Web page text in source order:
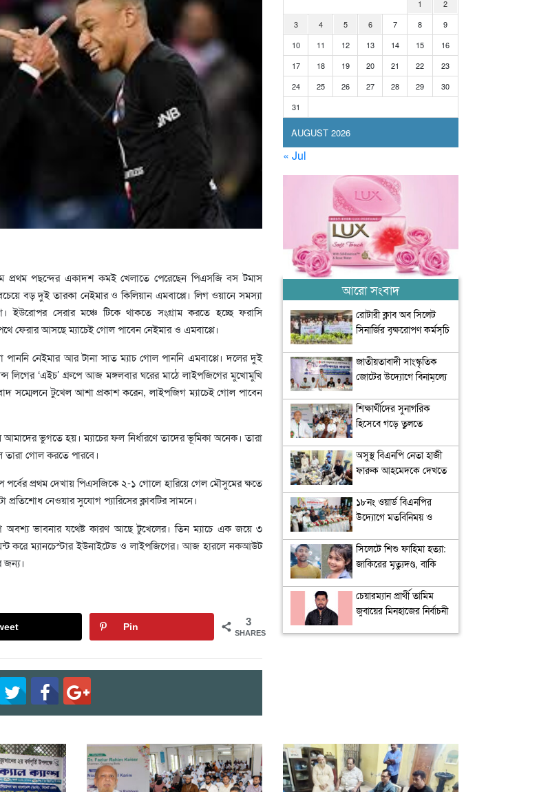
প্রথম পছন্দের একাদশ কমই খেলাতে পেরেছেন পিএসজি বস টমাস
বড় দুই তারকা নেইমার ও কিলিয়ান এমবাপ্পে। লিগ ওয়ানে সমস্যা
ইউরোপর সেরার মঞ্চে টিকে থাকতে সংগ্রাম করতে হচ্ছে ফরাসি
ফেরার আসছে ম্যাচেই গোল পাবেন নেইমার ও এমবাপ্পে।
পাননি নেইমার আর টানা সাত ম্যাচ গোল পাননি এমবাপ্পে। দলের দুই
লিগের ‘এইচ’ গ্রুপে আজ মঙ্গলবার ঘরের মাঠে লাইপজিগের মুখোমুখি
সম্মেলনে টুখেল আশা প্রকাশ করেন, লাইপজিগ ম্যাচেই গোল পাবেন
ভুগতে হয়। ম্যাচের ফল নির্ধারণে তাদের ভূমিকা অনেক। তারা
গোল করতে পারবে।
প্রথম দেখায় পিএসজিকে ২-১ গোলে হারিয়ে গেল মৌসুমের ক্ষতে
নেওয়ার সুযোগ প্যারিসের ক্লাবটির সামনে।
অবশ্য ভাবনার যথেষ্ট কারণ আছে টুখেলের। তিন ম্যাচে এক জয়ে ৩
করে ম্যানচেস্টার ইউনাইটেড ও লাইপজিগের। আজ হারলে নকআউট
জন্য।
3
SHARES
Pin
AUGUST 2026
1
2
3
4 5 6 7 8
9
10
11 12 13 14 15
16
17
18 19 20 21 22
23
24
25 26 27 28 29
30
31
« Jul
আরো সংবাদ
রোটারী ক্লাব অব সিলেট
সিনার্জির বৃক্ষরোপণ কর্মসূচি
জাতীয়তাবাদী সাংস্কৃতিক
জোটের উদ্যোগে বিনামূল্যে
শিক্ষার্থীদের সুনাগরিক
হিসেবে গড়ে তুলতে
ব্যাপ্তি বাড়াতে হবে: ড.
ফজলুর রহিম কায়সার
অসুস্থ বিএনপি নেতা হাজী
ফারুক আহমেদকে দেখতে
খন্দকার আব্দুল মুক্তাদির
১৮নং ওয়ার্ড বিএনপির
উদ্যোগে মতবিনিময় ও
সিলেটে শিশু ফাহিমা হত্যা:
জাকিরের মৃত্যুদণ্ড, বাকি
চেয়ারম্যান প্রার্থী তামিম
জুবায়ের মিনহাজের নির্বাচনী